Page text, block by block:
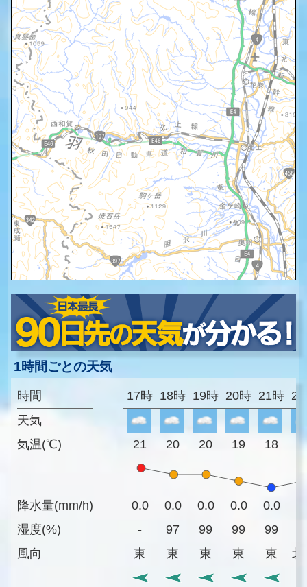
1時間ごとの天気
時間
天気
気温(℃)
降水量(mm/h)
湿度(%)
風向
17時 18時 19時 20時 21時
21 20 20 19 18
0.0 0.0 0.0 0.0 0.0
-
97 99 99 99
東
東 東 東 東 北